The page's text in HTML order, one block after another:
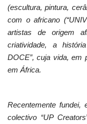
(escultura, pintura,
com o africano
artistas de origem
criatividade, a
DOCE”, cuja vida, em
em África.
Recentemente
colectivo “UP